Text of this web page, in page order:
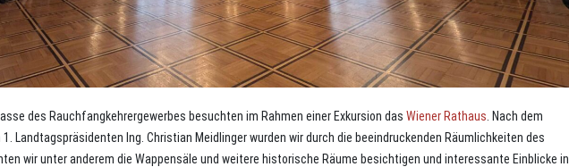
des Rauchfangkehrergewerbes besuchten im Rahmen einer Exkursion das Wiener Rathaus . Nach dem
Landtagspräsidenten Ing. Christian Meidlinger wurden wir durch die beeindruckenden Räumlichkeiten des
wir unter anderem die Wappensäle und weitere historische Räume besichtigen und interessante Einblicke in